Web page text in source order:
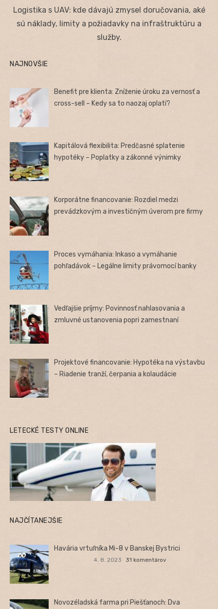
Logistika s UAV: kde dávajú zmysel doručovania, aké
sú náklady, limity a požiadavky na infraštruktúru a
služby.
NAJNOVŠIE
Benefit pre klienta: Zníženie úroku za vernosť a
cross-sell – Kedy sa to naozaj oplatí?
Kapitálová flexibilita: Predčasné splatenie
hypotéky – Poplatky a zákonné výnimky
Korporátne financovanie: Rozdiel medzi
prevádzkovým a investičným úverom pre firmy
Proces vymáhania: Inkaso a vymáhanie
pohľadávok – Legálne limity právomocí banky
Vedľajšie príjmy: Povinnosť nahlasovania a
zmluvné ustanovenia popri zamestnaní
Projektové financovanie: Hypotéka na výstavbu
– Riadenie tranží, čerpania a kolaudácie
LETECKÉ TESTY ONLINE
NAJČÍTANEJŠIE
Havária vrtuľníka Mi-8 v Banskej Bystrici
4. 8. 2023 31 komentárov
Novozéladská farma pri Piešťanoch: Dva